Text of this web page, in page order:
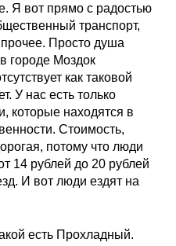
Я вот прямо с радостью
транспорт,
Просто душа
городе Моздок
как таковой
У нас есть только
которые находятся в
Стоимость,
потому что люди
14 рублей до 20 рублей
И вот люди ездят на
есть Прохладный.